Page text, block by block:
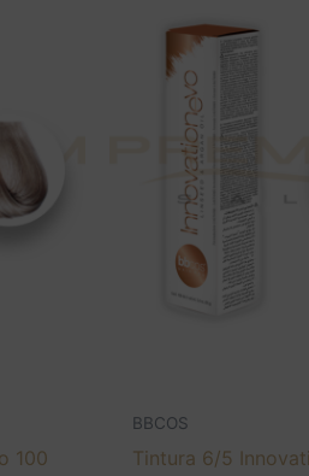
100
BBCOS
Tintura 6/5